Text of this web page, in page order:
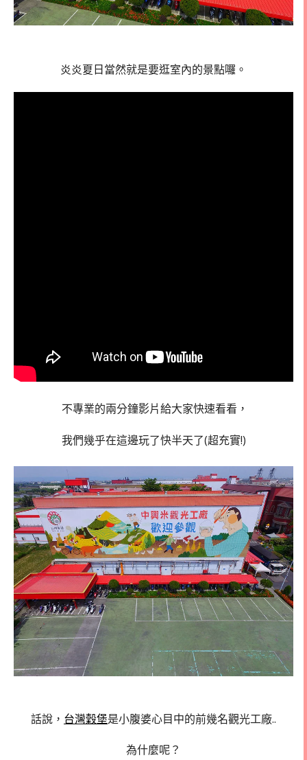
炎炎夏日當然就是要逛室內的景點囉。
不專業的兩分鐘影片給大家快速看看，
我們幾乎在這邊玩了快半天了(超充實!)
話說， 台灣穀堡是小腹婆心目中的前幾名觀光工廠..
為什麼呢？